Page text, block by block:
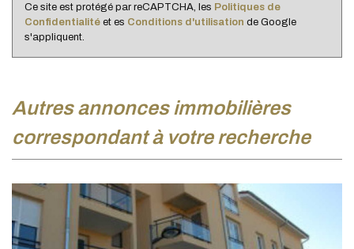
Ce site est protégé par reCAPTCHA, les Politiques de
Confidentialité et es Conditions d'utilisation de Google
s'appliquent.
autres annonces immobilières
correspondant à votre recherche